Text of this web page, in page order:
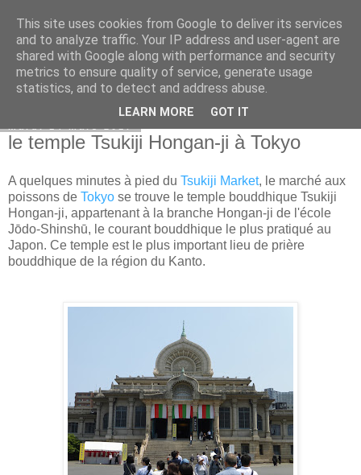
Bel itineraire
le temple Tsukiji Hongan-ji à Tokyo
A quelques minutes à pied du Tsukiji Market, le marché aux
poissons de Tokyo se trouve le temple bouddhique Tsukiji
Hongan-ji, appartenant à la branche Hongan-ji de l'école
Jōdo-Shinshū, le courant bouddhique le plus pratiqué au
Japon. Ce temple est le plus important lieu de prière
bouddhique de la région du Kanto.
This site uses cookies from Google to deliver its services
and to analyze traffic. Your IP address and user-agent are
shared with Google along with performance and security
metrics to ensure quality of service, generate usage
statistics, and to detect and address abuse.
LEARN MORE GOT IT